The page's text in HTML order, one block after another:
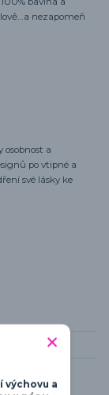
nezapomeň
a
po vtipné a
své lásky ke
výchovu a